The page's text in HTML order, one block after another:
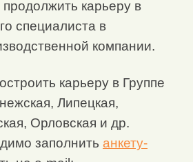
карьеру в
специалиста в
компании.
карьеру в Группе
Липецкая,
Орловская и др.
заполнить анкету-